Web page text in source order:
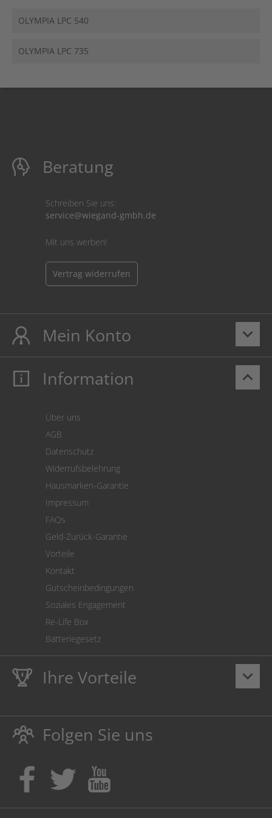
OLYMPIA LPC 540
OLYMPIA LPC 735
Beratung
Schreiben Sie uns:
service@wiegand-gmbh.de
Mit uns werben!
Vertrag widerrufen
keyboard_arrow_down
Mein Konto
Mein Konto
Cookie Einstellungen
keyboard_arrow_up
Information
Über uns
AGB
Datenschutz
Widerrufsbelehrung
Hausmarken-Garantie
Impressum
FAQs
Geld-Zurück-Garantie
Vorteile
Kontakt
Gutscheinbedingungen
Soziales Engagement
Re-Life Box
Batteriegesetz
keyboard_arrow_down
Ihre Vorteile
LebenslangeHausmarke Garantieauf Toner und Tinte
schützt auch Ihren Drucker.
Umweltfreundlich dadurch Abfallvermeidung.
Kaufen Sie Tinte & Toner ruhig da, wo Ihre Kinder einen
Ausbildungsplatz bekommen!
Folgen Sie uns